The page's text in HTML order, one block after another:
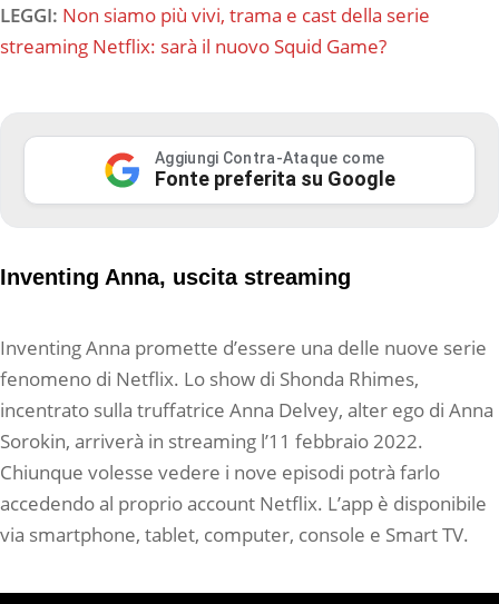
LEGGI: Non siamo più vivi, trama e cast della serie
streaming Netflix: sarà il nuovo Squid Game?
Aggiungi Contra-Ataque come
Fonte preferita su Google
Inventing Anna, uscita streaming
Inventing Anna promette d’essere una delle nuove serie
fenomeno di Netflix. Lo show di Shonda Rhimes,
incentrato sulla truffatrice Anna Delvey, alter ego di Anna
Sorokin, arriverà in streaming l’11 febbraio 2022.
Chiunque volesse vedere i nove episodi potrà farlo
accedendo al proprio account Netflix. L’app è disponibile
via smartphone, tablet, computer, console e Smart TV.